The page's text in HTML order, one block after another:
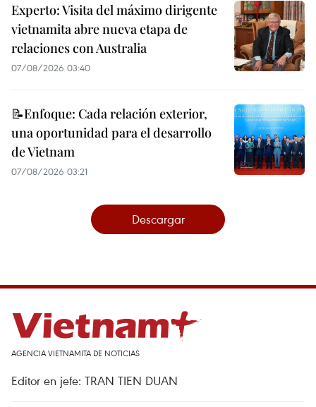
Experto: Visita del máximo dirigente
vietnamita abre nueva etapa de
relaciones con Australia
07/08/2026 03:40
📝Enfoque: Cada relación exterior,
una oportunidad para el desarrollo
de Vietnam
07/08/2026 03:21
Descargar
AGENCIA VIETNAMITA DE NOTICIAS
Editor en jefe: TRAN TIEN DUAN